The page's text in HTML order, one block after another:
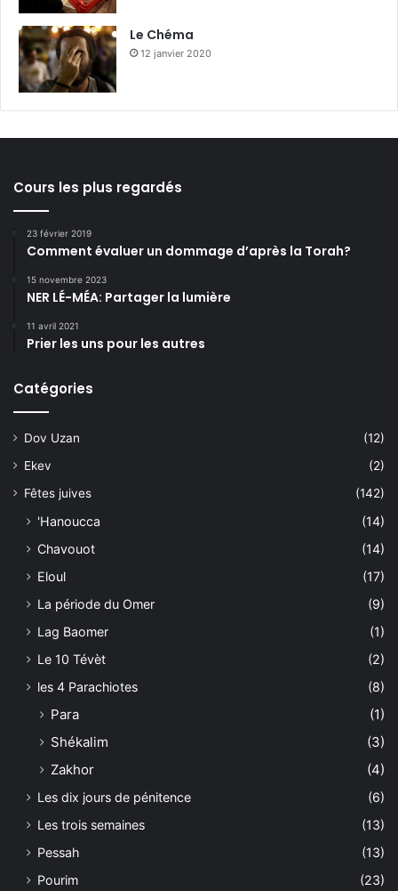
Le Chéma
12 janvier 2020
Cours les plus regardés
23 février 2019
Comment évaluer un dommage d’après la Torah?
15 novembre 2023
NER LÉ-MÉA: Partager la lumière
11 avril 2021
Prier les uns pour les autres
Catégories
Dov Uzan
(12)
Ekev
(2)
Fêtes juives
(142)
'Hanoucca
(14)
Chavouot
(14)
Eloul
(17)
La période du Omer
(9)
Lag Baomer
(1)
Le 10 Tévèt
(2)
les 4 Parachiotes
(8)
Para
(1)
Shékalim
(3)
Zakhor
(4)
Les dix jours de pénitence
(6)
Les trois semaines
(13)
Pessah
(13)
Pourim
(23)